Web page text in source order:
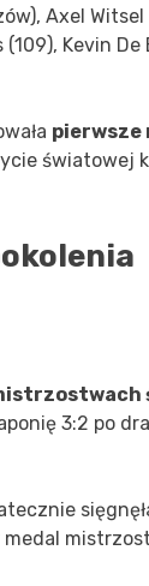
Axel
(109), Kevin
pierwsze
światowej
3:2 po